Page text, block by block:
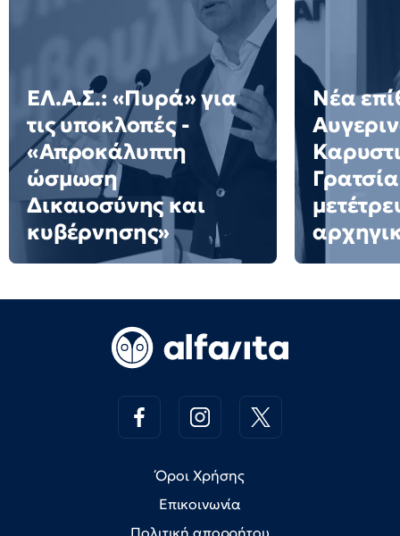
ΕΛ.Α.Σ.: «Πυρά» για
τις υποκλοπές -
«Απροκάλυπτη
ώσμωση
Δικαιοσύνης και
κυβέρνησης»
Νέα
Όροι Χρήσης
Επικοινωνία
Πολιτική απορρήτου